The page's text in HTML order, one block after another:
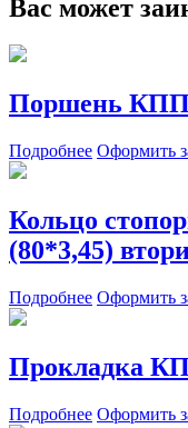
Вас может
Поршень КПП
Подробнее Оформить
Кольцо
(80*3,45)
Подробнее Оформить
Прокладка
Подробнее Оформить